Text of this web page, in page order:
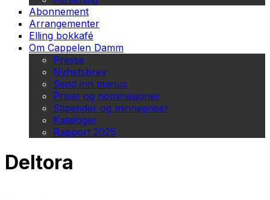
Abonnement
Arrangementer
Elling bokkafé
Om Cappelen Damm
Presse
Nyhetsbrev
Send inn manus
Priser og nominasjoner
Stipender og minnepriser
Kataloger
Rapport 2025
Deltora